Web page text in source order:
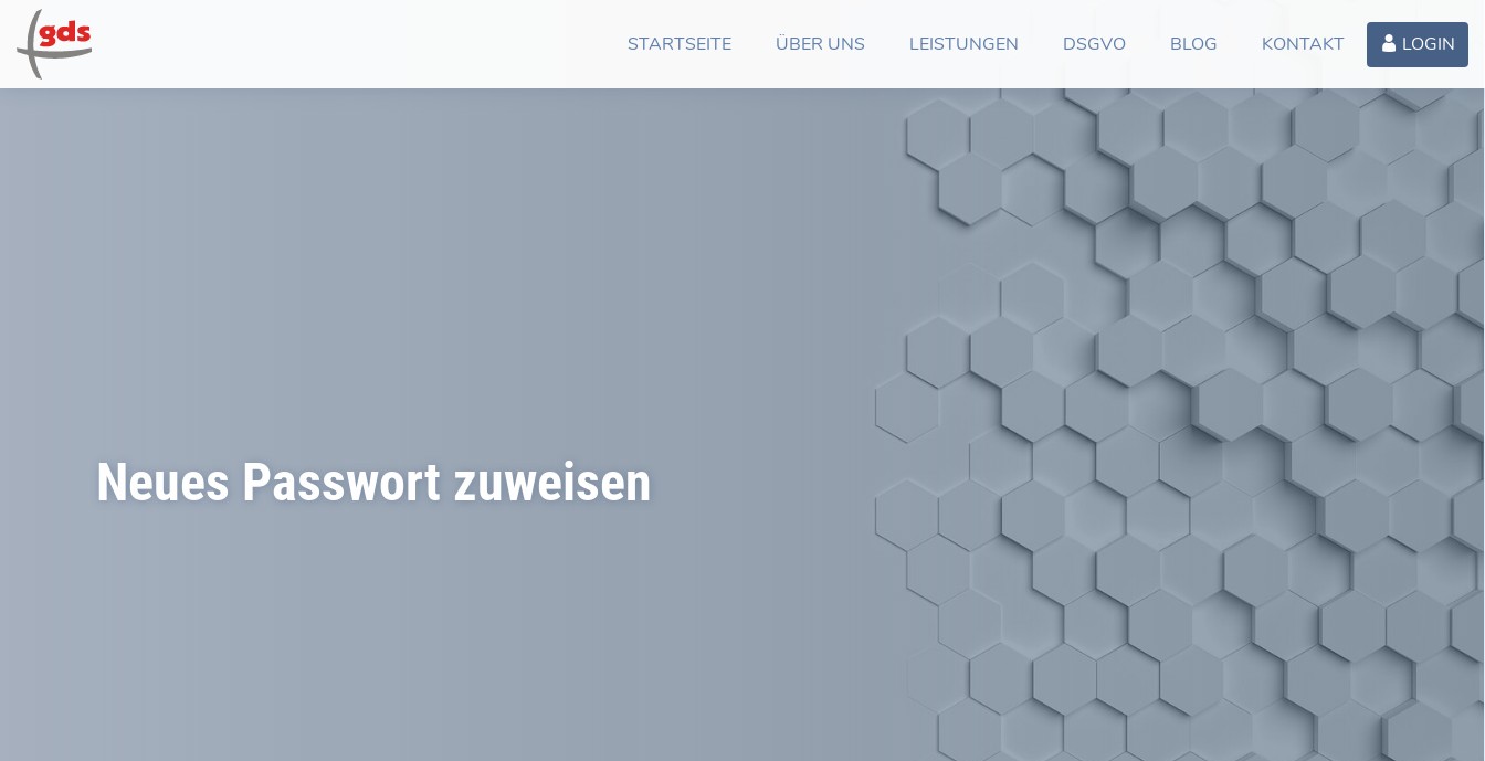
STARTSEITE ÜBER UNS LEISTUNGEN DSGVO BLOG KONTAKT LOGIN
Neues Passwort zuweisen